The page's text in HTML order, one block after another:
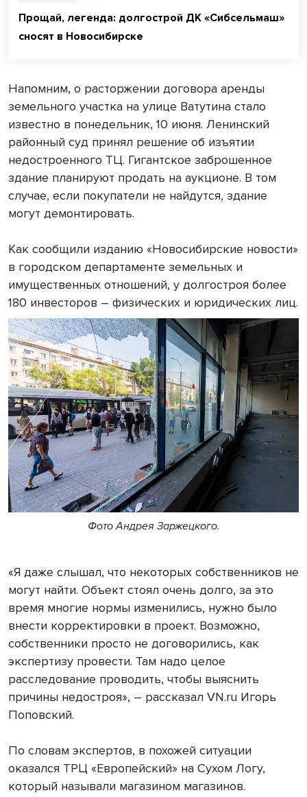
Прощай, легенда: долгострой ДК «Сибсельмаш»
сносят в Новосибирске
Напомним, о расторжении договора аренды
земельного участка на улице Ватутина стало
известно в понедельник, 10 июня. Ленинский
районный суд принял решение об изъятии
недостроенного ТЦ. Гигантское заброшенное
здание планируют продать на аукционе. В том
случае, если покупатели не найдутся, здание
могут демонтировать.
Как сообщили изданию «Новосибирские новости»
в городском департаменте земельных и
имущественных отношений, у долгостроя более
180 инвесторов – физических и юридических лиц.
Фото Андрея Заржецкого.
«Я даже слышал, что некоторых собственников не
могут найти. Объект стоял очень долго, за это
время многие нормы изменились, нужно было
внести корректировки в проект. Возможно,
собственники просто не договорились, как
экспертизу провести. Там надо целое
расследование проводить, чтобы выяснить
причины недостроя», – рассказал VN.ru Игорь
Поповский.
По словам экспертов, в похожей ситуации
оказался ТРЦ «Европейский» на Сухом Логу,
который называли магазином магазинов.